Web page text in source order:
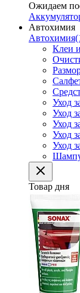
Ожидаем
Автохимия
Автохимия
Клеи
Уход
Уход
Уход
Уход
Уход
Товар дня